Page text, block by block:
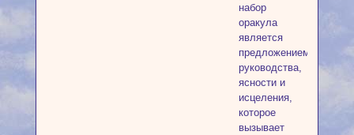
набор
оракула
является
предложением
руководства,
ясности и
исцеления,
которое
вызывает